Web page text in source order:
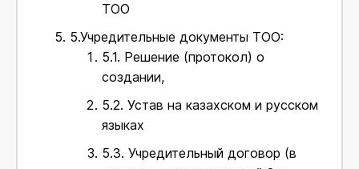
ТОО
5.Учредительные документы ТОО:
5.1. Решение (протокол) о
создании,
5.2. Устав на казахском и русском
языках
5.3. Учредительный договор (в